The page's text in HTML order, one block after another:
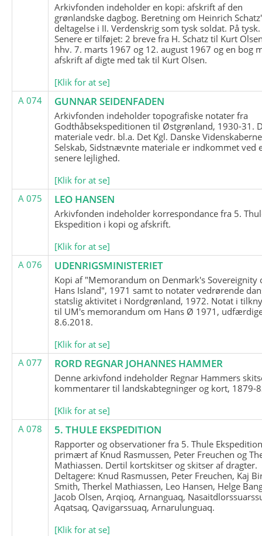
Arkivfonden indeholder en kopi: afskrift af den
grønlandske dagbog. Beretning om Heinrich Schatz'
deltagelse i II. Verdenskrig som tysk soldat. På tysk.
Senere er tilføjet: 2 breve fra H. Schatz til Kurt
hhv. 7. marts 1967 og 12. august 1967 og en bog
afskrift af digte med tak til Kurt Olsen.
[Klik for at se]
A 074
GUNNAR SEIDENFADEN
Arkivfonden indeholder topografiske notater fra
Godthåbsekspeditionen til Østgrønland, 1930-31.
materiale vedr. bl.a. Det Kgl. Danske
Selskab, Sidstnævnte materiale er indkommet ved
senere lejlighed.
[Klik for at se]
A 075
LEO HANSEN
Arkivfonden indeholder korrespondance fra 5.
Ekspedition i kopi og afskrift.
[Klik for at se]
A 076
UDENRIGSMINISTERIET
Kopi af "Memorandum on Denmark's Sovereignity
Hans Island", 1971 samt to notater vedrørende
statslig aktivitet i Nordgrønland, 1972. Notat i
til UM's memorandum om Hans Ø 1971,
8.6.2018.
[Klik for at se]
A 077
RORD REGNAR JOHANNES HAMMER
Denne arkivfond indeholder Regnar Hammers
kommentarer til landskabtegninger og kort, 1879-
[Klik for at se]
A 078
5. THULE EKSPEDITION
Rapporter og observationer fra 5. Thule
primært af Knud Rasmussen, Peter Freuchen og
Mathiassen. Dertil kortskitser og skitser af dragter.
Deltagere: Knud Rasmussen, Peter Freuchen, Kaj
Smith, Therkel Mathiassen, Leo Hansen, Helge
Jacob Olsen, Arqioq, Arnanguaq,
Aqatsaq, Qavigarssuaq, Arnarulunguaq.
[Klik for at se]